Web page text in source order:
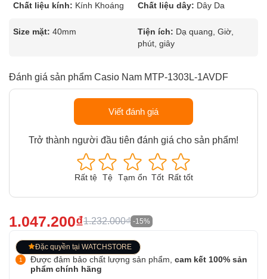
Chất liệu kính: Kính Khoáng Chất liệu dây: Dây Da
Size mặt: 40mm Tiện ích: Dạ quang, Giờ,
phút, giây
Đánh giá sản phẩm Casio Nam MTP-1303L-1AVDF
Viết đánh giá
Trở thành người đầu tiên đánh giá cho sản phẩm!
Rất tệ Tệ Tạm ổn Tốt Rất tốt
1.047.200₫1.232.000₫ -15%
Đặc quyền tại WATCHSTORE
Được đảm bảo chất lượng sản phẩm, cam kết 100% sản
phẩm chính hãng